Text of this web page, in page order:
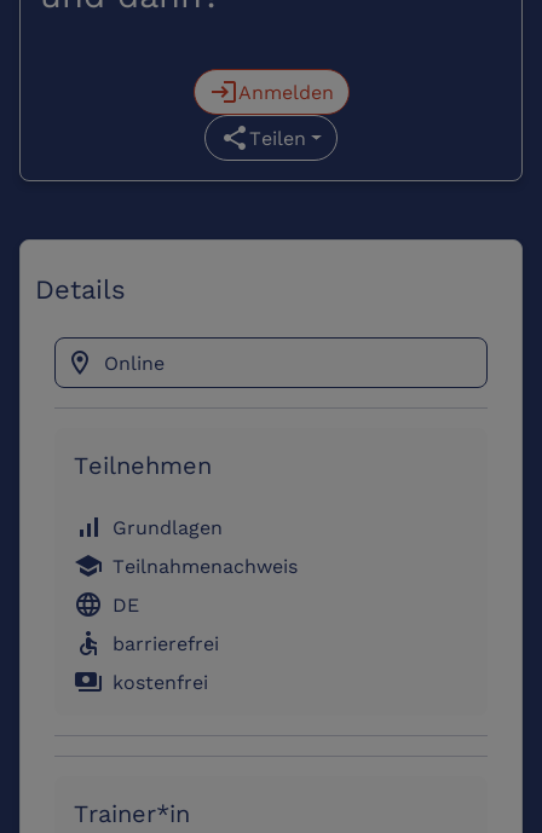
loginAnmelden
shareTeilen
Details
location_on Online
Teilnehmen
signal_cellular_alt Grundlagen
school Teilnahmenachweis
language DE
accessible barrierefrei
payments kostenfrei
Trainer*in